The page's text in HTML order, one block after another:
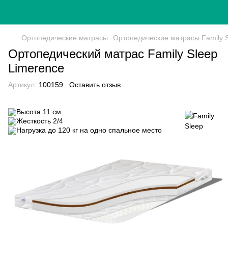
Ортопедические матрасы Ортопедические матрасы Family
Ортопедический матрас Family Sleep
Limerence
Артикул: 100159 Оставить отзыв